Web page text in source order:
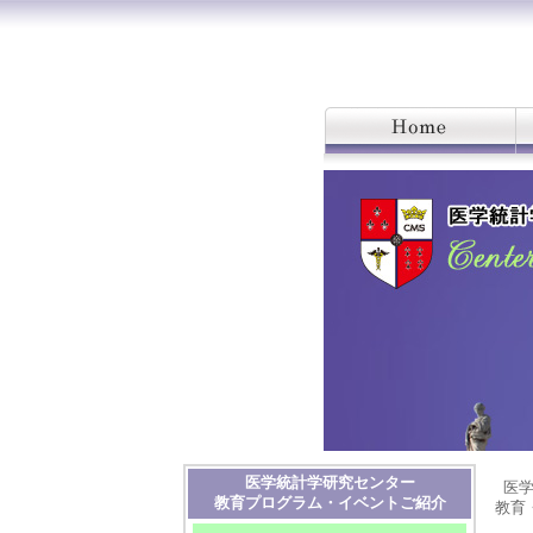
医学統計学研究センター
教育プログラム・イベントご紹介
医
教育